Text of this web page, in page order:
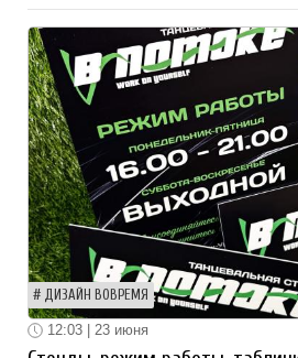
ДИЗАЙН ВОВРЕМЯ
12:03 | 23 июня